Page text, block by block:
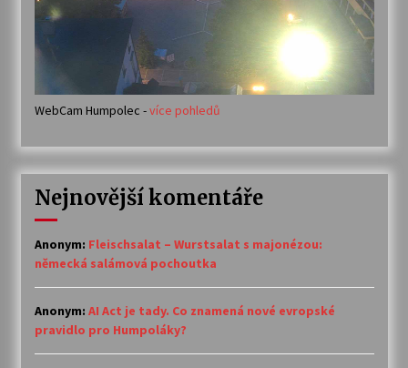
WebCam Humpolec -více pohledů
Nejnovější komentáře
Anonym: Fleischsalat – Wurstsalat s majonézou:
německá salámová pochoutka
Anonym: AI Act je tady. Co znamená nové evropské
pravidlo pro Humpoláky?